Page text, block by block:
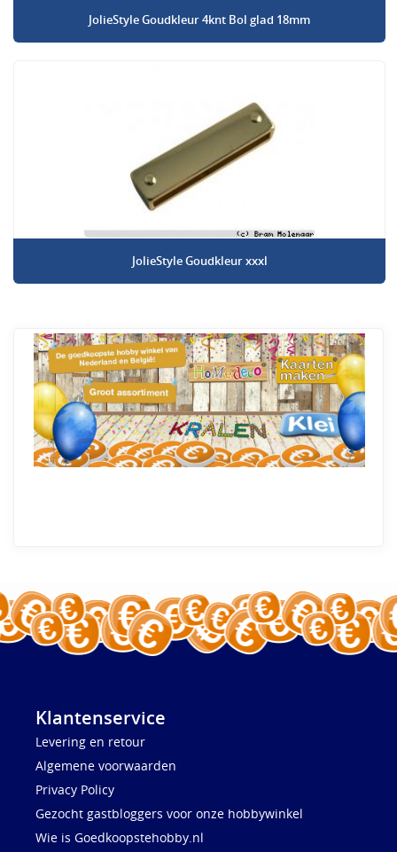
JolieStyle Goudkleur 4knt Bol glad 18mm
JolieStyle Goudkleur xxxl
Klantenservice
Levering en retour
Algemene voorwaarden
Privacy Policy
Gezocht gastbloggers voor onze hobbywinkel
Wie is Goedkoopstehobby.nl